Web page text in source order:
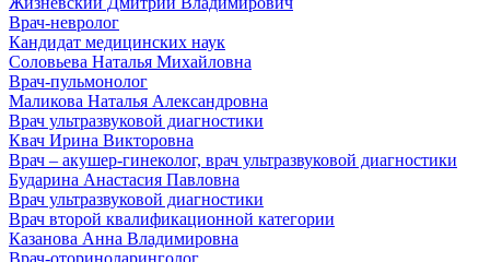
Врач-невролог
Кандидат медицинских наук
Соловьева Наталья Михайловна
Врач-пульмонолог
Маликова Наталья Александровна
Врач ультразвуковой диагностики
Квач Ирина Викторовна
Врач – акушер-гинеколог, врач ультразвуковой диагностики
Бударина Анастасия Павловна
Врач ультразвуковой диагностики
Врач второй квалификационной категории
Казанова Анна Владимировна